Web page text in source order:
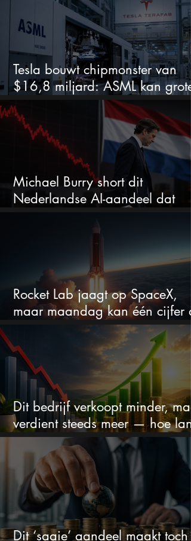
Tesla bouwt chipmonster van
$16,8 miljard: ASML kan grote
winnaar worden
Michael Burry short dit
Nederlandse AI-aandeel dat
Rocket Lab jaagt op SpaceX,
maar maandag kan één cijfer
droom doorprikken?
Dit bedrijf verkoopt minder,
verdient steeds meer — hoe
kan dit sprookje doorgaan?
Dit ‘saaie’ aandeel maakt toch